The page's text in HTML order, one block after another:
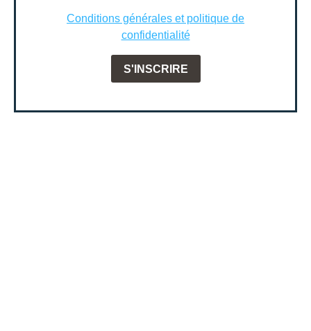
Conditions générales et politique de
confidentialité
S'INSCRIRE